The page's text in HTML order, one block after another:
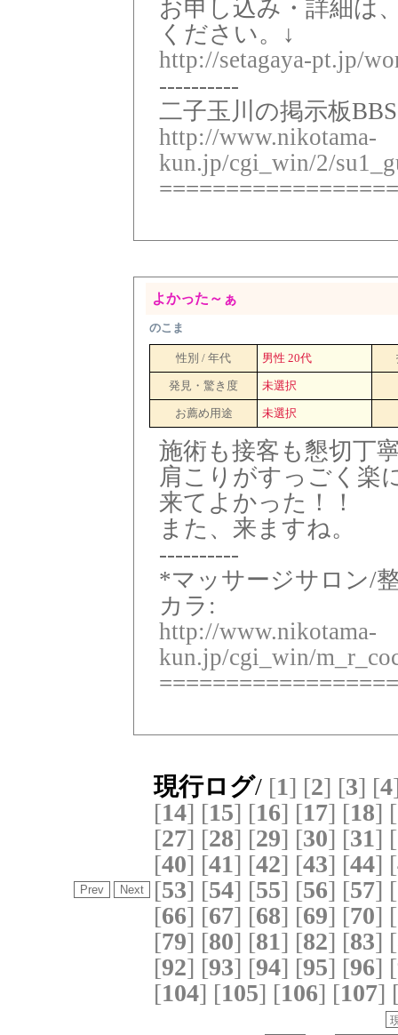
お申し込み・詳細は
ください。↓
http://setagaya-pt.jp/
----------
二子玉川の掲示板
http://www.nikotama-
kun.jp/cgi_win/2/
よかった～ぁ
のこま
性別 / 年代 男性 20代
発見・驚き度 未選択
お薦め用途 未選択
施術も接客も懇切丁
肩こりがすっごく楽
来てよかった！！
また、来ますね。
----------
*マッサージサロン/
カラ:
http://www.nikotama-
kun.jp/cgi_win/
現行ログ/ [1] [2] [3] [4
[14] [15] [16] [17] [18] [
[27] [28] [29] [30] [31] [
[40] [41] [42] [43] [44] [
[53] [54] [55] [56] [57] [
[66] [67] [68] [69] [70] [
[79] [80] [81] [82] [83] [
[92] [93] [94] [95] [96] [
[104] [105] [106] [107]